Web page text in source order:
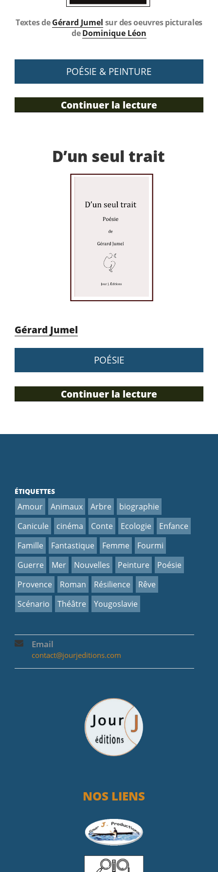
Textes deGérard Jumel sur des oeuvres picturales
deDominique Léon
POÉSIE & PEINTURE
Continuer la lecture
D’un seul trait
Gérard Jumel
POÉSIE
Continuer la lecture
ÉTIQUETTES
Amour Animaux Arbre
biographie
Canicule
cinéma Conte Ecologie
Enfance
Famille
Fantastique Femme
Fourmi
Guerre
Mer Nouvelles Peinture
Poésie
Provence
Roman Résilience
Rêve
Scénario
Théâtre Yougoslavie
Email
contact@jourjeditions.com
NOS LIENS